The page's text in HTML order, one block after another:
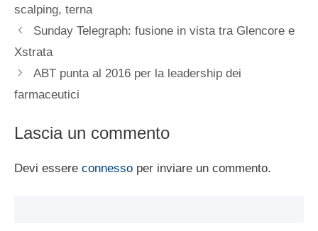
scalping, terna
Sunday Telegraph: fusione in vista tra Glencore e
Xstrata
ABT punta al 2016 per la leadership dei
farmaceutici
Lascia un commento
Devi essere connesso per inviare un commento.